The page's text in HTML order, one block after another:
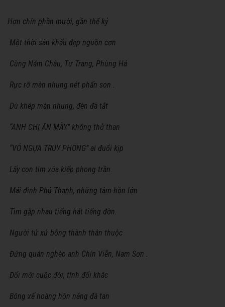
Hơn chín phần mười, gần thế kỷ
Một thời sân khấu đẹp nguồn cơn
Cùng Năm Châu, Tư Trang, Phùng Há
Rực rỡ màn nhung nét phấn son .
Dù khép màn nhung, đèn đã tắt
“ANH CHỊ ĂN MÀY” không thở than
“VÓ NGỰA TRUY PHONG” ai đuổi kịp
Lấy con tim xóa kiếp phong trần.
Mái đình Phú Thạnh, những tâm hồn lớn
Tìm gặp nhau tiếng hát tiếng đờn.
Người tứ xứ bỗng thành thân thuộc
Đứng quán nghèo anh Chín Viễn, Nam Sơn .
Đổi mới cuộc đời, tình đổi khác
Bóng xế hoàng hôn nắng đã tan